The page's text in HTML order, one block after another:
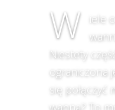
W
iele
Niestety
ograniczona
się połączyć
wanną? To